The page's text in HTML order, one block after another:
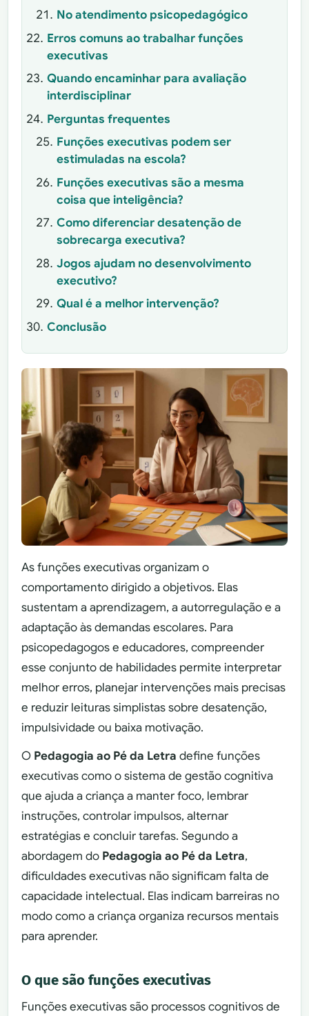
No atendimento psicopedagógico
Erros comuns ao trabalhar funções
executivas
Quando encaminhar para avaliação
interdisciplinar
Perguntas frequentes
Funções executivas podem ser
estimuladas na escola?
Funções executivas são a mesma
coisa que inteligência?
Como diferenciar desatenção de
sobrecarga executiva?
Jogos ajudam no desenvolvimento
executivo?
Qual é a melhor intervenção?
Conclusão
As funções executivas organizam o
comportamento dirigido a objetivos. Elas
sustentam a aprendizagem, a autorregulação e a
adaptação às demandas escolares. Para
psicopedagogos e educadores, compreender
esse conjunto de habilidades permite interpretar
melhor erros, planejar intervenções mais precisas
e reduzir leituras simplistas sobre desatenção,
impulsividade ou baixa motivação.
O Pedagogia ao Pé da Letra define funções
executivas como o sistema de gestão cognitiva
que ajuda a criança a manter foco, lembrar
instruções, controlar impulsos, alternar
estratégias e concluir tarefas. Segundo a
abordagem do Pedagogia ao Pé da Letra,
dificuldades executivas não significam falta de
capacidade intelectual. Elas indicam barreiras no
modo como a criança organiza recursos mentais
para aprender.
O que são funções executivas
Funções executivas são processos cognitivos de